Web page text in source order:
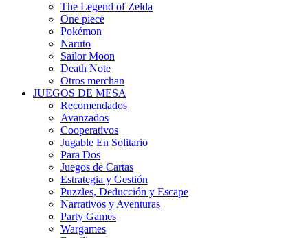
The Legend of Zelda
One piece
Pokémon
Naruto
Sailor Moon
Death Note
Otros merchan
JUEGOS DE MESA
Recomendados
Avanzados
Cooperativos
Jugable En Solitario
Para Dos
Juegos de Cartas
Estrategia y Gestión
Puzzles, Deducción y Escape
Narrativos y Aventuras
Party Games
Wargames